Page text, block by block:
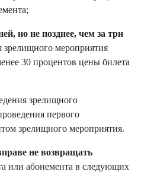
но не позднее, чем за три
зрелищного мероприятия
30 процентов цены билета
зрелищного
первого
зрелищного мероприятия.
не возвращать
или абонемента в следующих